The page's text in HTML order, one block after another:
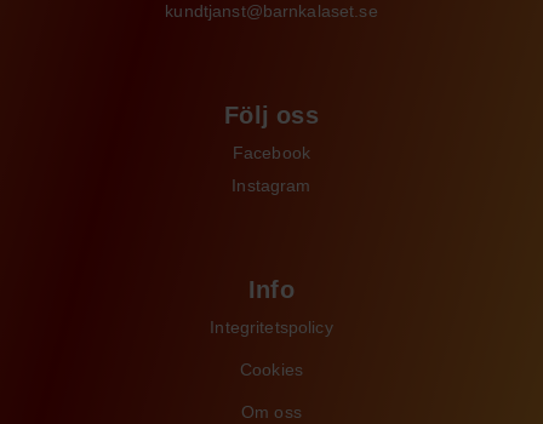
kundtjanst@barnkalaset.se
Följ oss
Facebook
Instagram
Info
Integritetspolicy
Cookies
Om oss